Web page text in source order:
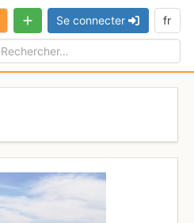
Se connecter fr